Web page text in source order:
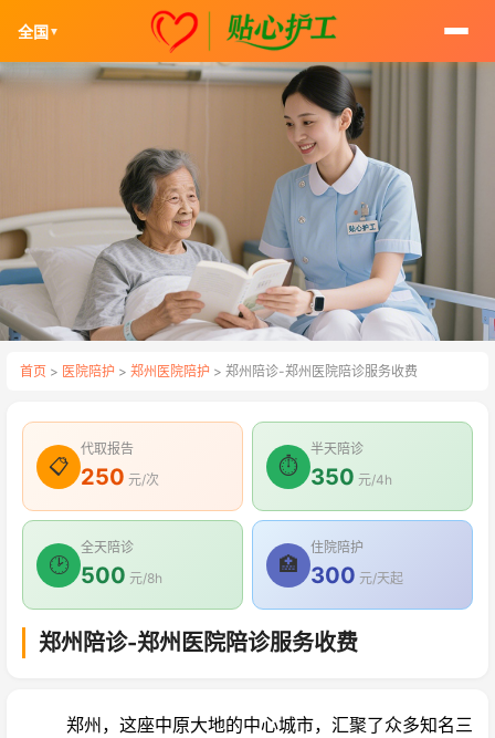
全国 ▼
首页 > 医院陪护 > 郑州医院陪护 > 郑州陪诊-郑州医院陪诊服务收费
📋
代取报告
250 元/次
⏱
半天陪诊
350 元/4h
🕑
全天陪诊
500 元/8h
🏥
住院陪护
300 元/天起
郑州陪诊-郑州医院陪诊服务收费
郑州，这座中原大地的中心城市，汇聚了众多知名三